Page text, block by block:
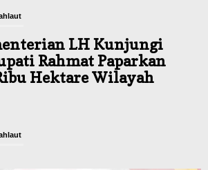
LH Kunjungi
Rahmat Paparkan
Hektare Wilayah